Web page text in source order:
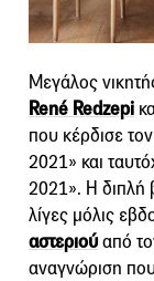
Μεγάλος
René Redzepi
που κέρδισε
2021» και
2021». Η διπλή
λίγες μόλις
αστεριούαπό
αναγνώριση